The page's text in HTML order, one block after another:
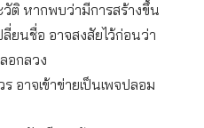
วัติ หากพบว่ามีการสร้างขึ้น
ยนชื่อ อาจสงสัยไว้ก่อนว่า
อกลวง
อาจเข้าข่ายเป็นเพจปลอม